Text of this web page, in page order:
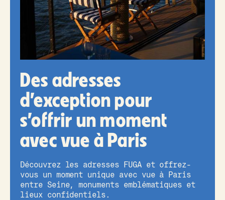
Des adresses
d’exception pour
s’offrir un moment
avec vue à Paris
Découvrez les adresses FUGA et offrez-
vous un moment unique avec vue à Paris
entre Seine, monuments emblématiques et
lieux confidentiels.